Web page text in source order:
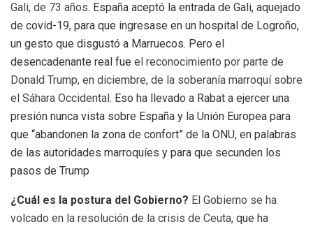
Gali, de 73 años. España aceptó la entrada de Gali, aquejado
de covid-19, para que ingresase en un hospital de Logroño,
un gesto que disgustó a Marruecos. Pero el
desencadenante real fue el reconocimiento por parte de
Donald Trump, en diciembre, de la soberanía marroquí sobre
el Sáhara Occidental. Eso ha llevado a Rabat a ejercer una
presión nunca vista sobre España y la Unión Europea para
que “abandonen la zona de confort” de la ONU, en palabras
de las autoridades marroquíes y para que secunden los
pasos de Trump
¿Cuál es la postura del Gobierno? El Gobierno se ha
volcado en la resolución de la crisis de Ceuta, que ha